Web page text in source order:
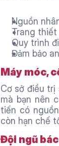
Nguồn
Trang thiết
Quy trình
Đảm bảo
Máy móc,
Cơ sở điều
mà bạn nên
tiến có
còn hạn chế
Đội ngũ